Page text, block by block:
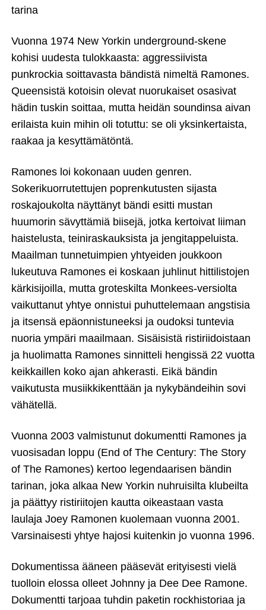
tarina
Vuonna 1974 New Yorkin underground-skene
kohisi uudesta tulokkaasta: aggressiivista
punkrockia soittavasta bändistä nimeltä Ramones.
Queensistä kotoisin olevat nuorukaiset osasivat
hädin tuskin soittaa, mutta heidän soundinsa aivan
erilaista kuin mihin oli totuttu: se oli yksinkertaista,
raakaa ja kesyttämätöntä.
Ramones loi kokonaan uuden genren.
Sokerikuorrutettujen poprenkutusten sijasta
roskajoukolta näyttänyt bändi esitti mustan
huumorin sävyttämiä biisejä, jotka kertoivat liiman
haistelusta, teiniraskauksista ja jengitappeluista.
Maailman tunnetuimpien yhtyeiden joukkoon
lukeutuva Ramones ei koskaan juhlinut hittilistojen
kärkisijoilla, mutta groteskilta Monkees-versiolta
vaikuttanut yhtye onnistui puhuttelemaan angstisia
ja itsensä epäonnistuneeksi ja oudoksi tuntevia
nuoria ympäri maailmaan. Sisäisistä ristiriidoistaan
ja huolimatta Ramones sinnitteli hengissä 22 vuotta
keikkaillen koko ajan ahkerasti. Eikä bändin
vaikutusta musiikkikenttään ja nykybändeihin sovi
vähätellä.
Vuonna 2003 valmistunut dokumentti Ramones ja
vuosisadan loppu (End of The Century: The Story
of The Ramones) kertoo legendaarisen bändin
tarinan, joka alkaa New Yorkin nuhruisilta klubeilta
ja päättyy ristiriitojen kautta oikeastaan vasta
laulaja Joey Ramonen kuolemaan vuonna 2001.
Varsinaisesti yhtye hajosi kuitenkin jo vuonna 1996.
Dokumentissa ääneen pääsevät erityisesti vielä
tuolloin elossa olleet Johnny ja Dee Dee Ramone.
Dokumentti tarjoaa tuhdin paketin rockhistoriaa ja